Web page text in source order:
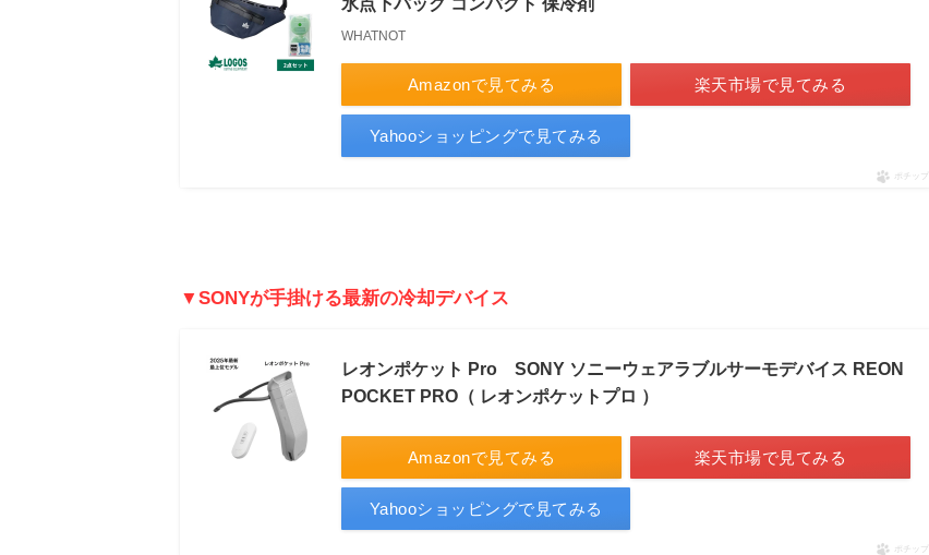
WHATNOT
Amazonで見てみる 楽天市場で見てみる
Yahooショッピングで見てみる
ポチップ
▼SONYが手掛ける最新の冷却デバイス
レオンポケット Pro SONY ソニーウェアラブルサーモデバイス REON
POCKET PRO（ レオンポケットプロ ）
Amazonで見てみる 楽天市場で見てみる
Yahooショッピングで見てみる
ポチップ